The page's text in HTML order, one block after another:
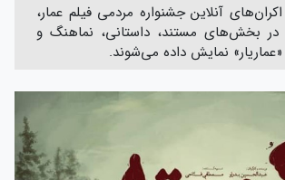
آنلاین جشنواره مردمی فیلم عمار،
از ۵۰ اثر در بخش‌های مستند، داستانی، نماهنگ و
نمایش داده می‌شوند.